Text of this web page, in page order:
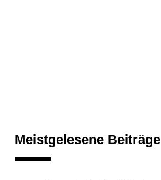
Meistgelesene Beiträge